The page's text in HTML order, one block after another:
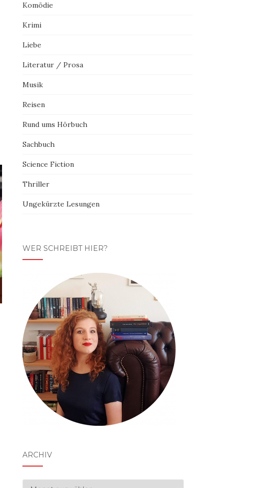
Komödie
Krimi
Liebe
Literatur / Prosa
Musik
Reisen
Rund ums Hörbuch
Sachbuch
Science Fiction
Thriller
Ungekürzte Lesungen
WER SCHREIBT HIER?
ARCHIV
Archiv